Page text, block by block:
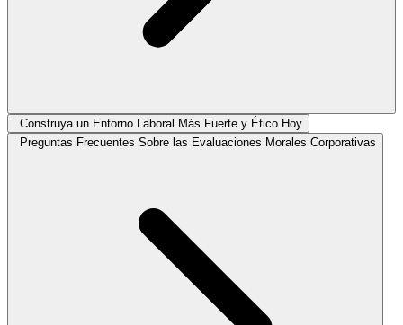
Construya un Entorno Laboral Más Fuerte y Ético Hoy
Preguntas Frecuentes Sobre las Evaluaciones Morales Corporativas